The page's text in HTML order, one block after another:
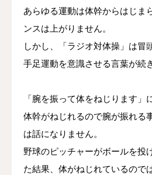
あらゆる運動は体幹からはじま
ンスは上がりません。
しかし、「ラジオ対体操」は冒
手足運動を意識させる言葉が続
「腕を振って体をねじります」
体幹がねじれるので腕が振れる
は話になりません。
野球のピッチャーがボールを投
た結果、体がねじれているので